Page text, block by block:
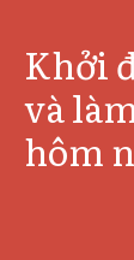
Khởi
và
hôm